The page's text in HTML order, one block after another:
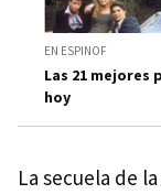
EN ESPINOF
Las 21 mejores
hoy
La secuela de